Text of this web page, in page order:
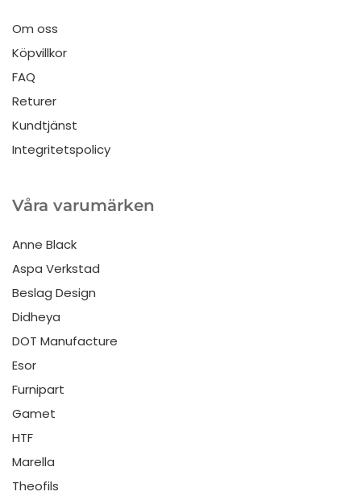
Om oss
Köpvillkor
FAQ
Returer
Kundtjänst
Integritetspolicy
Våra varumärken
Anne Black
Aspa Verkstad
Beslag Design
Didheya
DOT Manufacture
Esor
Furnipart
Gamet
HTF
Marella
Theofils